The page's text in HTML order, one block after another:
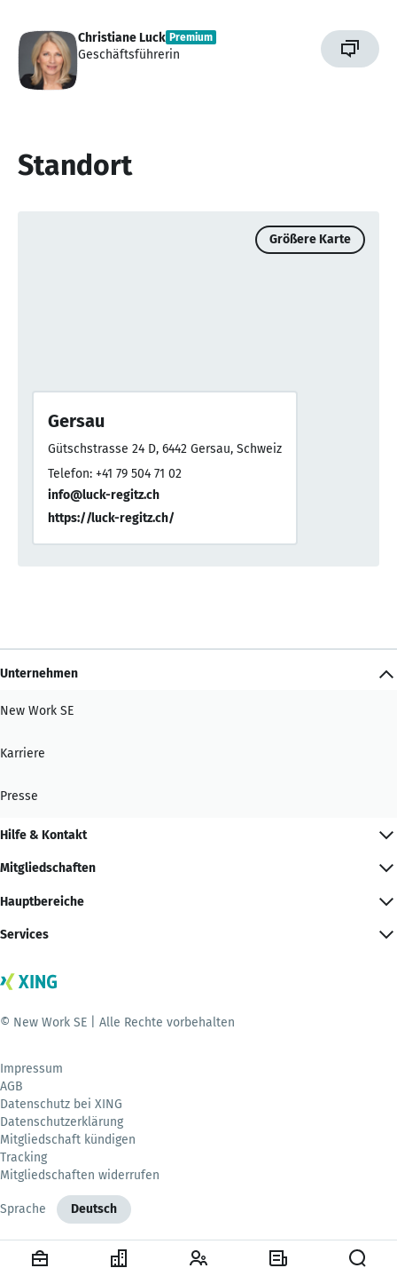
Christiane Luck Premium
Geschäftsführerin
Standort
Größere Karte
Gersau
Gütschstrasse 24 D, 6442 Gersau, Schweiz
Telefon: +41 79 504 71 02
info@luck-regitz.ch
https://luck-regitz.ch/
Unternehmen
New Work SE
Karriere
Presse
Hilfe & Kontakt
Mitgliedschaften
Hauptbereiche
Services
© New Work SE | Alle Rechte vorbehalten
Impressum
AGB
Datenschutz bei XING
Datenschutzerklärung
Mitgliedschaft kündigen
Tracking
Mitgliedschaften widerrufen
Sprache Deutsch